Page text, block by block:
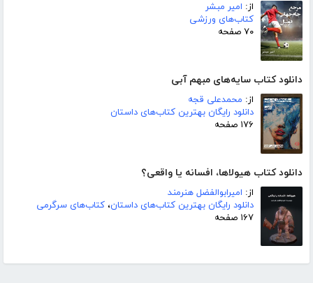
از: امیر مبشر
کتاب‌های ورزشی
۷۰ صفحه
دانلود کتاب سایه‌های مبهم آبی
از: محمدعلی قجه
دانلود رایگان بهترین کتاب‌های داستان
۱۷۶ صفحه
دانلود کتاب هیولاها، افسانه یا واقعی؟
از: امیرابوالفضل هنرمند
دانلود رایگان بهترین کتاب‌های داستان، کتاب‌های سرگرمی
۱۶۷ صفحه